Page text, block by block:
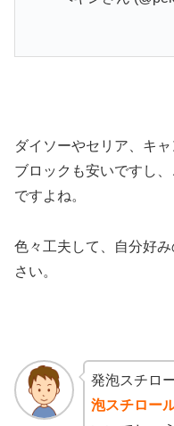
ダイソーやセリア、キ
ブロックも安いですし
ですよね。
色々工夫して、自分好
さい。
発泡スチロ
泡スチロー